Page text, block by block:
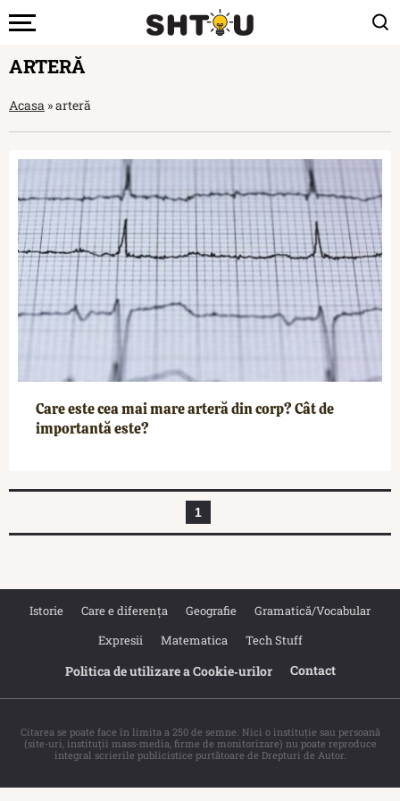
ARTERĂ
Acasa »arteră
Care este cea mai mare arteră din corp? Cât de
importantă este?
1
Istorie Care e diferența Geografie
Gramatică/Vocabular
Expresii
Matematica Tech Stuff
Politica de utilizare a Cookie‐urilor Contact
Citarea se poate face în limita a 250 de semne. Nici o instituţie sau persoană
(site-uri, instituţii mass-media, firme de monitorizare) nu poate reproduce
integral scrierile publicistice purtătoare de Drepturi de Autor.